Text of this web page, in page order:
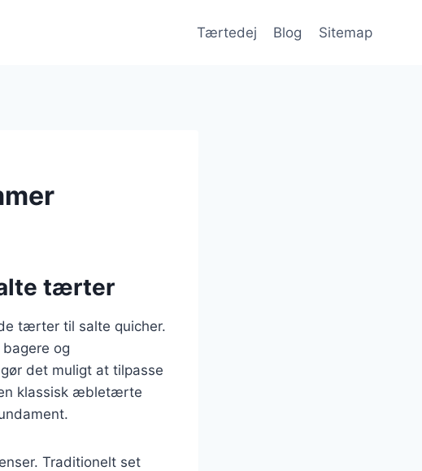
Tærtedej Blog Sitemap
tærter
tærter til salte quicher.
og
det muligt at tilpasse
klassisk æbletærte
Traditionelt set